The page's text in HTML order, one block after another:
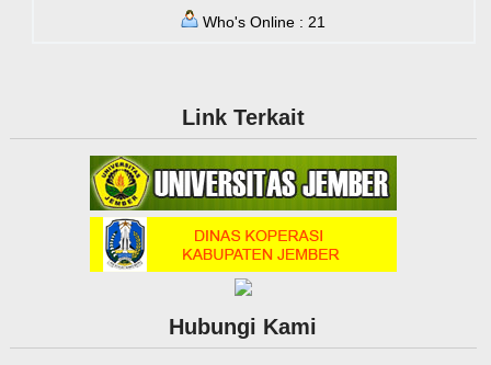
Who's Online : 21
Link Terkait
Hubungi Kami